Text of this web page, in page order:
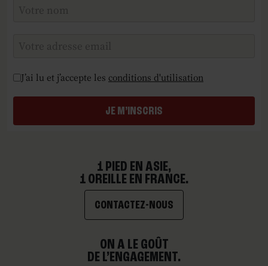
Checkboxes*
J’ai lu et j’accepte les conditions d'utilisation
JE M’INSCRIS
1 PIED EN ASIE,
1 OREILLE EN FRANCE.
CONTACTEZ-NOUS
ON A LE GOÛT
DE L’ENGAGEMENT.